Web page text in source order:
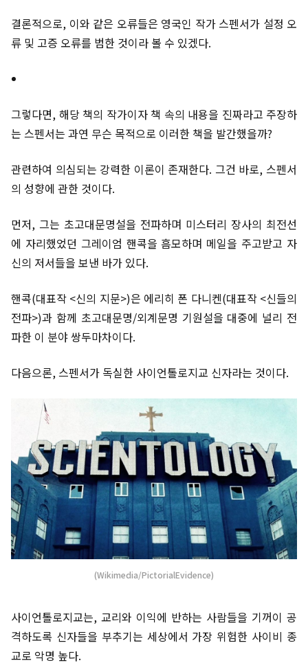
결론적으로, 이와 같은 오류들은 영국인 작가 스펜서가 설정 오
류 및 고증 오류를 범한 것이라 볼 수 있겠다.
그렇다면, 해당 책의 작가이자 책 속의 내용을 진짜라고 주장하
는 스펜서는 과연 무슨 목적으로 이러한 책을 발간했을까?
관련하여 의심되는 강력한 이론이 존재한다. 그건 바로, 스펜서
의 성향에 관한 것이다.
먼저, 그는 초고대문명설을 전파하며 미스터리 장사의 최전선
에 자리했었던 그레이엄 핸콕을 흠모하며 메일을 주고받고 자
신의 저서들을 보낸 바가 있다.
핸콕(대표작 <신의 지문>)은 에리히 폰 다니켄(대표작 <신들의
전파>)과 함께 초고대문명/외계문명 기원설을 대중에 널리 전
파한 이 분야 쌍두마차이다.
다음으론, 스펜서가 독실한 사이언톨로지교 신자라는 것이다.
(Wikimedia/PictorialEvidence)
사이언톨로지교는, 교리와 이익에 반하는 사람들을 기꺼이 공
격하도록 신자들을 부추기는 세상에서 가장 위험한 사이비 종
교로 악명 높다.